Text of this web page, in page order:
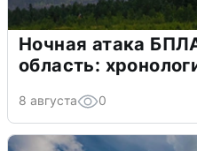
Ночная атака
область:
8 августа 0